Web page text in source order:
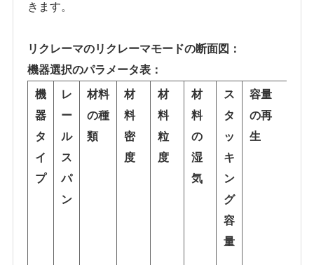
きます。
リクレーマのリクレーマモードの断面図：
機器選択のパラメータ表：
機
器
タ
イ
プ
レ
ー
ル
ス
パ
ン
材料
の種
類
材
料
密
度
材
料
粒
度
材
料
の
湿
気
ス
タ
ッ
キ
ン
グ
容
量
容量
の再
生